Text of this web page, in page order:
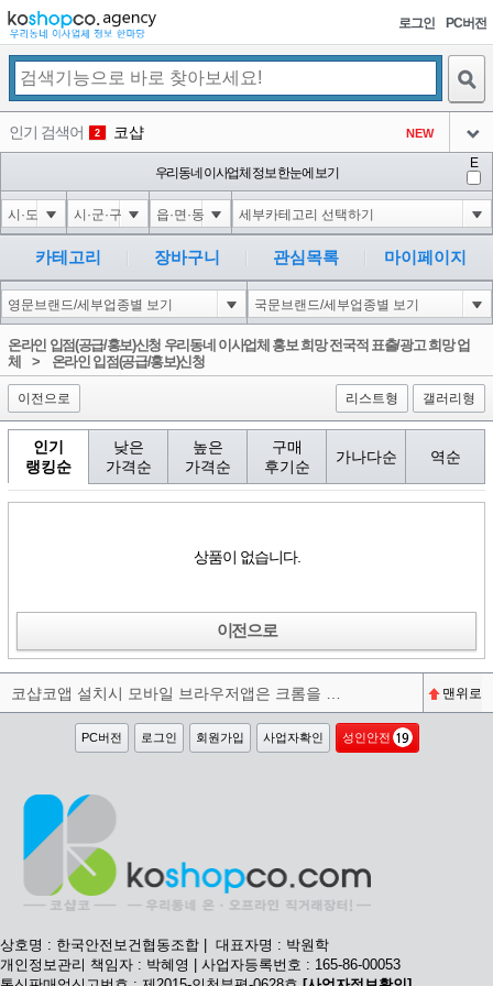
로그인 PC버전
인기 검색어 2 코샵 NEW
아이콘
4 미끄럼방지
아이콘
5 대성설렁탕
아이콘
-16
6 1-1; waitfor delay '0:0:15' --
아이콘
-1
1
아이콘
우리동네 이사업체 정보 한눈에 보기
E
카테고리 장바구니 관심목록 마이페이지
온라인 입점(공급/홍보)신청 우리동네 이사업체 홍보 희망 전국적 표출/광고 희망 업
체> 온라인 입점(공급/홍보)신청
이전으로 리스트형 갤러리형
인기
랭킹순
낮은
가격순
높은
가격순
구매
후기순
가나다순 역순
상품이 없습니다.
이전으로
맨위로
PC버전 로그인 회원가입 사업자확인 성인안전
상호명 : 한국안전보건협동조합 | 대표자명 : 박원학
개인정보관리 책임자 : 박혜영 | 사업자등록번호 : 165-86-00053